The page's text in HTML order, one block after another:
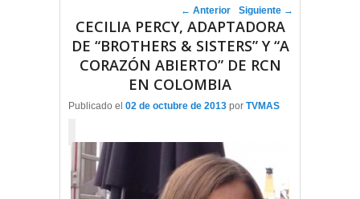
Navegador de artículos
← Anterior Siguiente →
CECILIA PERCY, ADAPTADORA
DE “BROTHERS & SISTERS” Y “A
CORAZÓN ABIERTO” DE RCN
EN COLOMBIA
Publicado el 02 de octubre de 2013 por TVMAS